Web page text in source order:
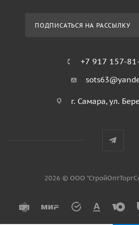
ПОДПИСАТЬСЯ НА РАССЫЛКУ
+7 917 157-
г. Самара, ул.
2026 © ООО